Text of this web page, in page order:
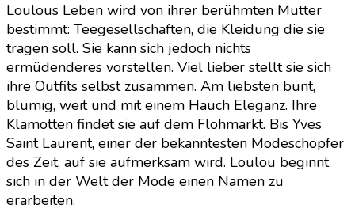
Loulous Leben wird von ihrer berühmten Mutter
bestimmt: Teegesellschaften, die Kleidung die sie
tragen soll. Sie kann sich jedoch nichts
ermüdenderes vorstellen. Viel lieber stellt sie sich
ihre Outfits selbst zusammen. Am liebsten bunt,
blumig, weit und mit einem Hauch Eleganz. Ihre
Klamotten findet sie auf dem Flohmarkt. Bis Yves
Saint Laurent, einer der bekanntesten Modeschöpfer
des Zeit, auf sie aufmerksam wird. Loulou beginnt
sich in der Welt der Mode einen Namen zu
erarbeiten.